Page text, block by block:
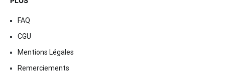
FAQ
CGU
Mentions Légales
Remerciements